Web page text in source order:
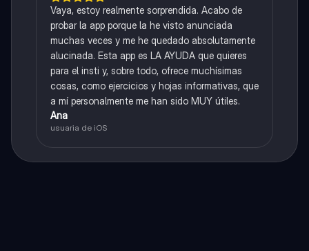
Vaya, estoy realmente sorprendida. Acabo de
probar la app porque la he visto anunciada
muchas veces y me he quedado absolutamente
alucinada. Esta app es LA AYUDA que quieres
para el insti y, sobre todo, ofrece muchísimas
cosas, como ejercicios y hojas informativas, que
a mí personalmente me han sido MUY útiles.
Ana
usuaria de iOS